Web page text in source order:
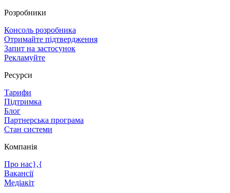
Розробники
Консоль розробника
Отримайте підтвердження
Запит на застосунок
Рекламуйте
Ресурси
Тарифи
Підтримка
Блог
Партнерська програма
Стан системи
Компанія
Про нас},{
Вакансії
Медіакіт